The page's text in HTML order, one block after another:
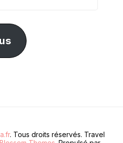
. Tous droits réservés. Travel